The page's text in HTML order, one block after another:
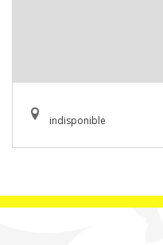
indisponible